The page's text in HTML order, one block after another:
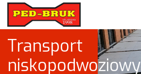
Transport
niskopodwoziowy